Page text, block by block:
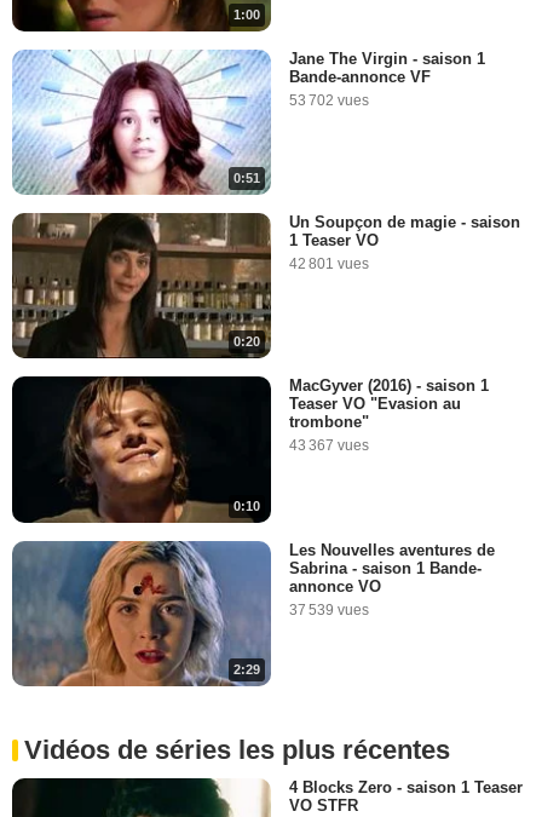
1:00
0:51
Jane The Virgin - saison 1
Bande-annonce VF
53 702 vues
0:20
Un Soupçon de magie - saison
1 Teaser VO
42 801 vues
0:10
MacGyver (2016) - saison 1
Teaser VO "Evasion au
trombone"
43 367 vues
2:29
Les Nouvelles aventures de
Sabrina - saison 1 Bande-
annonce VO
37 539 vues
Vidéos de séries les plus récentes
4 Blocks Zero - saison 1 Teaser
VO STFR